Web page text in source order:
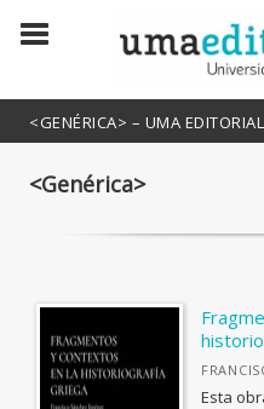
<GENÉRICA> – UMA EDITORIAL
FILTRADO POR:
<Genérica>
<Genérica>
Esta